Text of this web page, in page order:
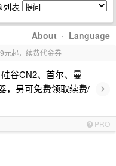
列表
About · Language
元起，续费代金券
谷CN2、首尔、曼
，另可免费领取续费/
›
PRO